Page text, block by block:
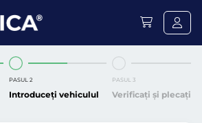
PASUL 2
Introduceți vehiculul
PASUL 3
Verificați și plecați